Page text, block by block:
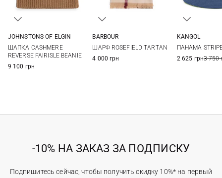
JOHNSTONS OF ELGIN
ШАПКА CASHMERE
REVERSE FAIRISLE BEANIE
9 100 грн
BARBOUR
ШАРФ ROSEFIELD TARTAN
4 000 грн
KANGOL
ПАНАМА
2 625 грн3 750
-10% НА ЗАКАЗ ЗА ПОДПИСКУ
Подпишитесь сейчас, чтобы получить скидку 10%* на первый